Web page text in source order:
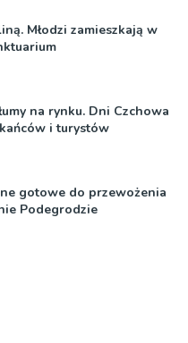
Młodzi zamieszkają w
na rynku. Dni Czchowa
i turystów
gotowe do przewożenia
Podegrodzie